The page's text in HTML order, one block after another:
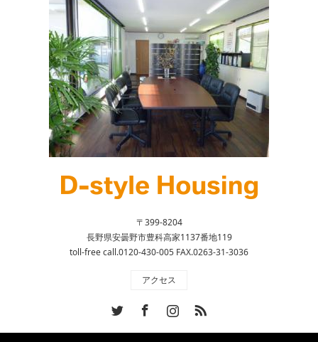
〒399-8204
長野県安曇野市豊科高家1137番地119
toll-free call.0120-430-005 FAX.0263-31-3036
アクセス
InstagramRSS